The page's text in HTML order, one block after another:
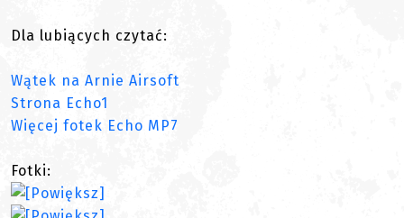
Dla lubiących czytać:
Wątek na Arnie Airsoft
Strona Echo1
Więcej fotek Echo MP7
Fotki: